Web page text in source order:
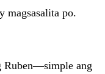
magsasalita po.
Ruben—simple ang